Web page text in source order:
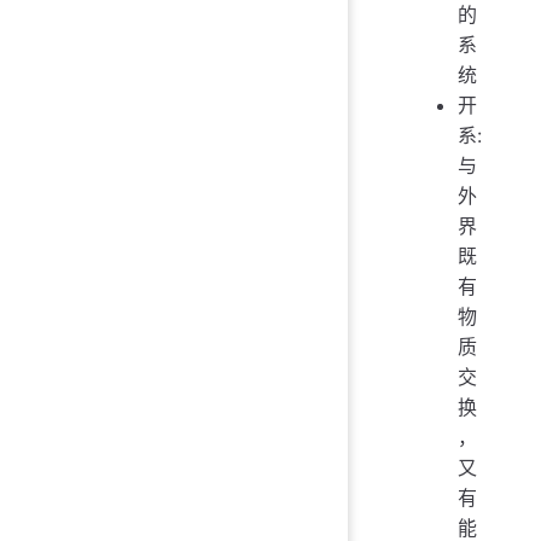
的
系
统
开
系:
与
外
界
既
有
物
质
交
换
，
又
有
能